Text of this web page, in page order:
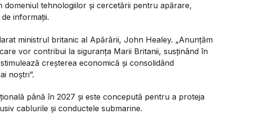
tehnologiilor și cercetării pentru apărare,
informații.
ministrul britanic al Apărării, John Healey. „Anunțăm
vor contribui la siguranța Marii Britanii, susținând în
creșterea economică și consolidând
noștri”.
până în 2027 și este concepută pentru a proteja
cablurile și conductele submarine.